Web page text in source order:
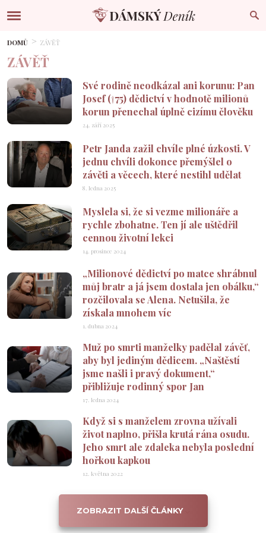
DOMŮ ZÁVĚŤ
ZÁVĚŤ
Své rodině neodkázal ani korunu: Pan
Josef (†75) dědictví v hodnotě milionů
korun přenechal úplně cizímu člověku
24. září 2025
Petr Janda zažil chvíle plné úzkosti. V
jednu chvíli dokonce přemýšlel o
závěti a věcech, které nestihl udělat
8. ledna 2025
Myslela si, že si vezme milionáře a
rychle zbohatne. Ten jí ale uštědřil
cennou životní lekci
14. prosince 2024
„Milionové dědictví po matce shrábnul
můj bratr a já jsem dostala jen obálku,“
rozčilovala se Alena. Netušila, že
získala mnohem víc
1. dubna 2024
Muž po smrti manželky padělal závěť,
aby byl jediným dědicem. „Naštěstí
jsme našli i pravý dokument,“
přibližuje rodinný spor Jan
17. ledna 2024
Když si s manželem zrovna užívali
život naplno, přišla krutá rána osudu.
Jeho smrt ale zdaleka nebyla poslední
hořkou kapkou
12. května 2022
ZOBRAZIT DALŠÍ ČLÁNKY